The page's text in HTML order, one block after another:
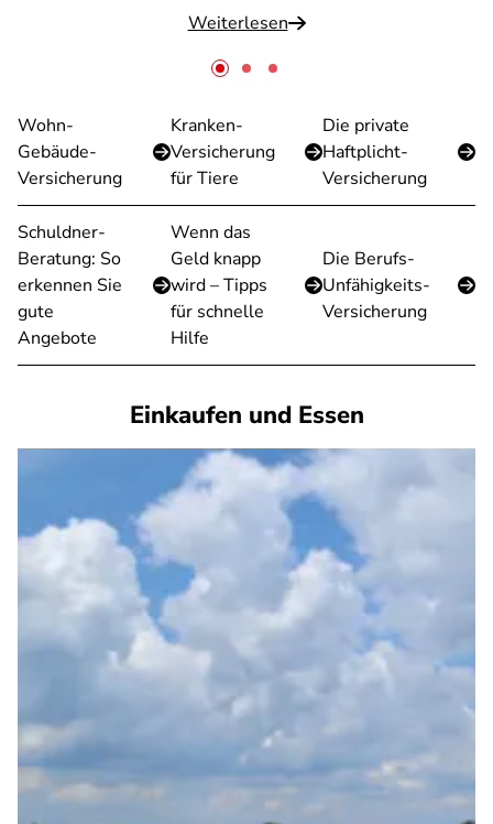
Weiterlesen
Wohn-
Gebäude-
Versicherung
Kranken-
Versicherung
für Tiere
Die private
Haftplicht-
Versicherung
Schuldner-
Beratung: So
erkennen Sie
gute
Angebote
Wenn das
Geld knapp
wird – Tipps
für schnelle
Hilfe
Die Berufs-
Unfähigkeits-
Versicherung
Einkaufen und Essen